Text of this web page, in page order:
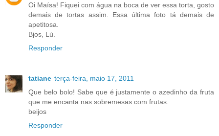
Oi Maísa! Fiquei com água na boca de ver essa torta, gosto
demais de tortas assim. Essa última foto tá demais de
apetitosa.
Bjos, Lú.
Responder
tatiane terça-feira, maio 17, 2011
Que belo bolo! Sabe que é justamente o azedinho da fruta
que me encanta nas sobremesas com frutas.
beijos
Responder